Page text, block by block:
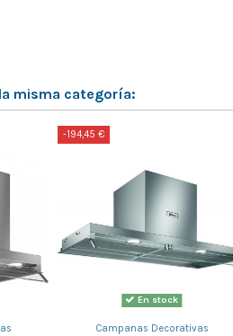
misma categoría:
-194,45 €
En stock
Campanas Decorativas